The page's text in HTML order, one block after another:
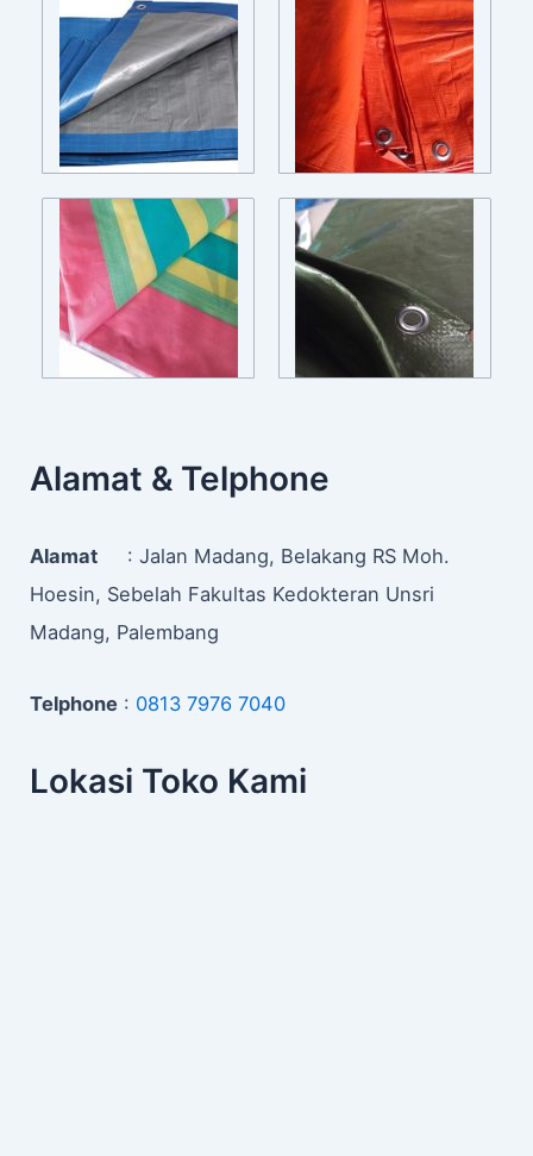
Alamat & Telphone
Alamat : Jalan Madang, Belakang RS Moh.
Hoesin, Sebelah Fakultas Kedokteran Unsri
Madang, Palembang
Telphone : 0813 7976 7040
Lokasi Toko Kami